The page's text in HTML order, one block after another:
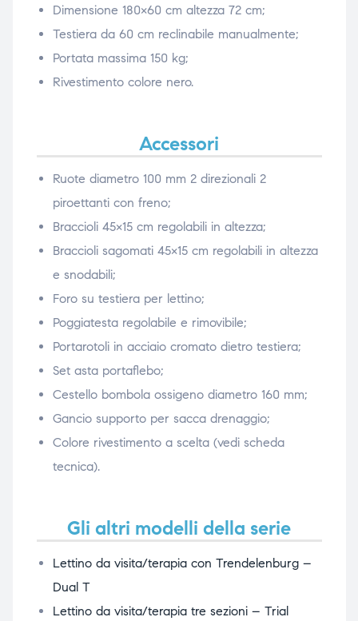
Dimensione 180×60 cm altezza 72 cm;
Testiera da 60 cm reclinabile manualmente;
Portata massima 150 kg;
Rivestimento colore nero.
Accessori
Ruote diametro 100 mm 2 direzionali 2
piroettanti con freno;
Braccioli 45×15 cm regolabili in altezza;
Braccioli sagomati 45×15 cm regolabili in altezza
e snodabili;
Foro su testiera per lettino;
Poggiatesta regolabile e rimovibile;
Portarotoli in acciaio cromato dietro testiera;
Set asta portaflebo;
Cestello bombola ossigeno diametro 160 mm;
Gancio supporto per sacca drenaggio;
Colore rivestimento a scelta (vedi scheda
tecnica).
Gli altri modelli della serie
Lettino da visita/terapia con Trendelenburg –
Dual T
Lettino da visita/terapia tre sezioni – Trial